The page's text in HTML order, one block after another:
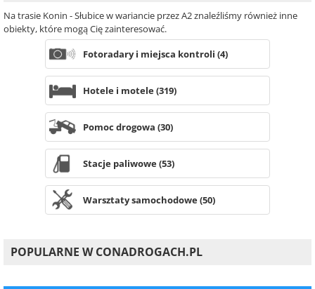
Na trasie Konin - Słubice w wariancie przez A2 znaleźliśmy również inne
obiekty, które mogą Cię zainteresować.
Fotoradary i miejsca kontroli (4)
Hotele i motele (319)
Pomoc drogowa (30)
Stacje paliwowe (53)
Warsztaty samochodowe (50)
POPULARNE W CONADROGACH.PL